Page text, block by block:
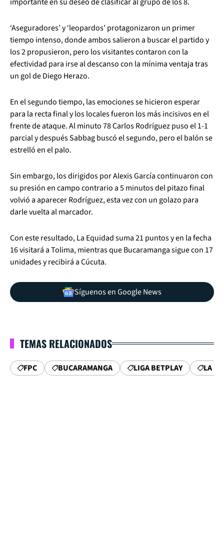
‘Aseguradores’ y ‘leopardos’ protagonizaron un primer
tiempo intenso, donde ambos salieron a buscar el partido y
los 2 propusieron, pero los visitantes contaron con la
efectividad para irse al descanso con la mínima ventaja tras
un gol de Diego Herazo.
En el segundo tiempo, las emociones se hicieron esperar
para la recta final y los locales fueron los más incisivos en el
frente de ataque. Al minuto 78 Carlos Rodríguez puso el 1-1
parcial y después Sabbag buscó el segundo, pero el balón se
estrelló en el palo.
Sin embargo, los dirigidos por Alexis García continuaron con
su presión en campo contrario a 5 minutos del pitazo final
volvió a aparecer Rodríguez, esta vez con un golazo para
darle vuelta al marcador.
Con este resultado, La Equidad suma 21 puntos y en la fecha
16 visitará a Tolima, mientras que Bucaramanga sigue con 17
unidades y recibirá a Cúcuta.
Síguenos en Google News
TEMAS RELACIONADOS
FPC BUCARAMANGA LIGA BETPLAY LA